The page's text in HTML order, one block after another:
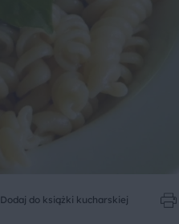
Dodaj do książki kucharskiej